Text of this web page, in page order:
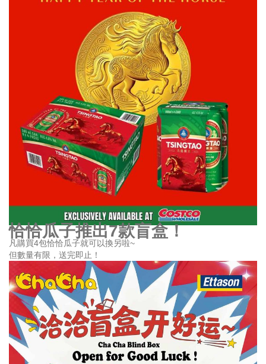
恰恰瓜子推出7款盲盒！
凡購買4包恰恰瓜子就可以換另啦~
但數量有限，送完即止！